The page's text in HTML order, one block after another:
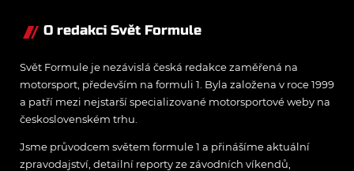
O redakci Svět Formule
Svět Formule je nezávislá česká redakce zaměřená na
motorsport, především na formuli 1. Byla založena v roce 1999
a patří mezi nejstarší specializované motorsportové weby na
československém trhu.
Jsme průvodcem světem formule 1 a přinášíme aktuální
zpravodajství, detailní reporty ze závodních víkendů,